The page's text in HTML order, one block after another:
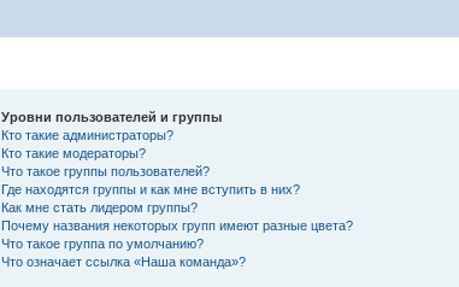
Уровни пользователей и группы
Кто такие администраторы?
Кто такие модераторы?
Что такое группы пользователей?
Где находятся группы и как мне вступить в них?
Как мне стать лидером группы?
Почему названия некоторых групп имеют разные цвета?
Что такое группа по умолчанию?
Что означает ссылка «Наша команда»?